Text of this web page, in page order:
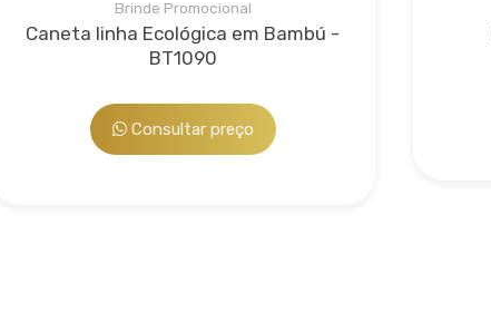
Brinde Promocional
Caneta linha Ecológica em Bambú -
BT1090
Consultar preço